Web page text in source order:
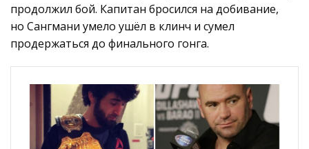
продолжил бой. Капитан бросился на добивание,
но Сангмани умело ушёл в клинч и сумел
продержаться до финального гонга.